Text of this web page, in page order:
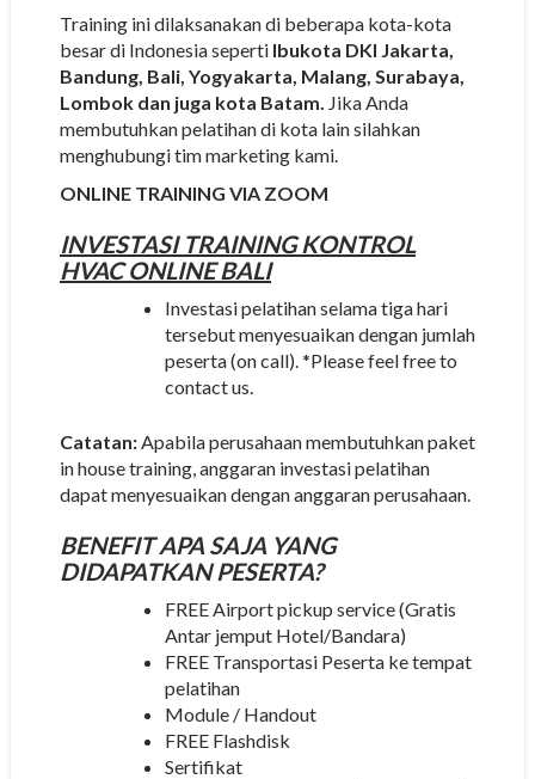
Training ini dilaksanakan di beberapa kota-kota
besar di Indonesia sepertiIbukota DKI Jakarta,
Bandung, Bali, Yogyakarta, Malang, Surabaya,
Lombok dan juga kota Batam. Jika Anda
membutuhkan pelatihan di kota lain silahkan
menghubungi tim marketing kami.
ONLINE TRAINING VIA ZOOM
INVESTASI TRAINING KONTROL
HVAC ONLINE BALI
Investasi pelatihan selama tiga hari
tersebut menyesuaikan dengan jumlah
peserta (on call). *Please feel free to
contact us.
Catatan:Apabila perusahaan membutuhkan paket
in house training, anggaran investasi pelatihan
dapat menyesuaikan dengan anggaran perusahaan.
BENEFIT APA SAJA YANG
DIDAPATKAN PESERTA?
FREE Airport pickup service (Gratis
Antar jemput Hotel/Bandara)
FREE Transportasi Peserta ke tempat
pelatihan
Module / Handout
FREE Flashdisk
Sertifikat